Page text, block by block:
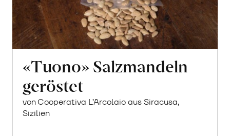
«Tuono» Salzmandeln
geröstet
von Cooperativa L’Arcolaio aus Siracusa,
Sizilien